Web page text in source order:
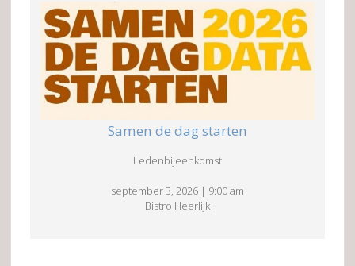
Samen de dag starten
Ledenbijeenkomst
september 3, 2026 | 9:00 am
Bistro Heerlijk